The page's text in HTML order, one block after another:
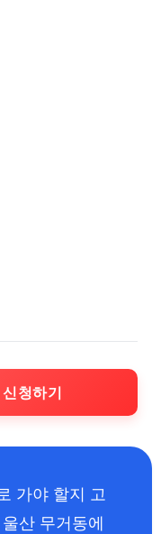
청하기
가야 할지 고
산 무거동에